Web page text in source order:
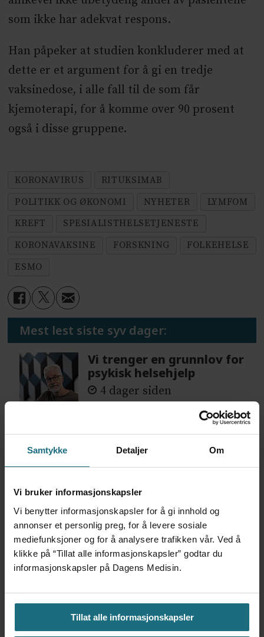
Samtykke Detaljer Om
Vi bruker informasjonskapsler
Vi benytter informasjonskapsler for å gi innhold og
annonser et personlig preg, for å levere sosiale
mediefunksjoner og for å analysere trafikken vår. Ved å
klikke på “Tillat alle informasjonskapsler” godtar du
informasjonskapsler på Dagens Medisin.
Tillat alle informasjonskapsler
som ikke har adekvat respons.
Han påpeker at studien konkluderer med at
dette er et argument for å gi en tredje
vaksinedose, i alle fall til de som får
kjemoterapi, for å komme over 90 prosent
også i disse gruppene.
KORONAVIRUS
RITUKSIMAB
POLITIKK OG ØKONOMI
NYHETER
LYMFOM
KREFT
SPESIALISTHELSETJENESTE
KORONAVAKSINE
FORSKNING
FOLKEHELSE
ESMO
Mest lest siste syv dager:
Vi trenger en grunnlov for
psykisk helsehjelp
4 dager siden
Flytter oppgaver og
frigjør tid for
helsepersonell: – Det er
forvakt nå
4 dager siden
Var alene på vakt i tre
måneder – i en 16-fots
motorbåt
– Etter en stund kom det
frem at han døgnet før